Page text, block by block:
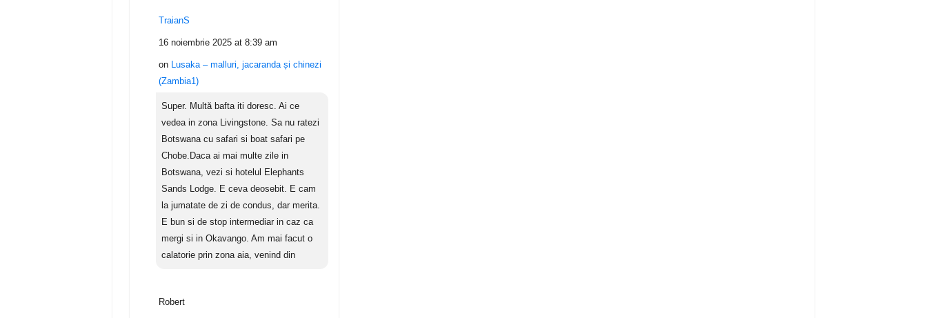
TraianS
16 noiembrie 2025 at 8:39 am
on Lusaka – malluri, jacaranda și chinezi
(Zambia1)
Super. Multă bafta iti doresc. Ai ce
vedea in zona Livingstone. Sa nu ratezi
Botswana cu safari si boat safari pe
Chobe.Daca ai mai multe zile in
Botswana, vezi si hotelul Elephants
Sands Lodge. E ceva deosebit. E cam
la jumatate de zi de condus, dar merita.
E bun si de stop intermediar in caz ca
mergi si in Okavango. Am mai facut o
calatorie prin zona aia, venind din
Robert